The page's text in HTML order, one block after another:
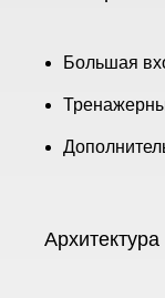
Большая
Архитектура